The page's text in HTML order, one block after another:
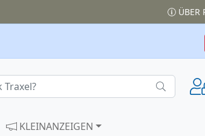
ÜBER
KLEINANZEIGEN